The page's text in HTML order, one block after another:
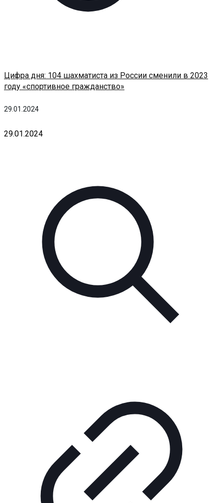
29.01.2024
Цифра дня: 104 шахматиста из России сменили в 2023
году «спортивное гражданство»
29.01.2024